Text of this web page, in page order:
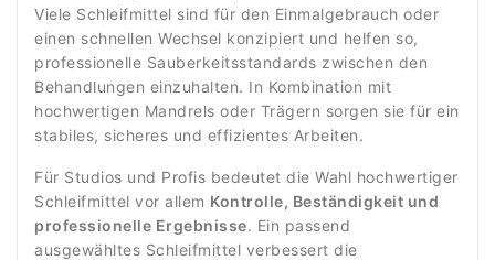
Viele Schleifmittel sind für den Einmalgebrauch oder
einen schnellen Wechsel konzipiert und helfen so,
professionelle Sauberkeitsstandards zwischen den
Behandlungen einzuhalten. In Kombination mit
hochwertigen Mandrels oder Trägern sorgen sie für ein
stabiles, sicheres und effizientes Arbeiten.
Für Studios und Profis bedeutet die Wahl hochwertiger
Schleifmittel vor allem Kontrolle, Beständigkeit und
professionelle Ergebnisse. Ein passend
ausgewähltes Schleifmittel verbessert die